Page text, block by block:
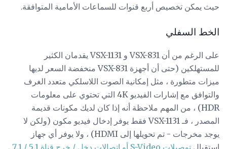
حيث يمكن تخصيص أربع قنوات للسماعات الأمامية المتوافقة.
الخط السفلي
على الرغم من أن VSX-831 و VSX-1131 يقدمان الكثير
للمستهلكين (حتى أن أجهزة VSX-831 منخفضة السعر لديها
ميزات متطورة ، مثل إمكانية الصوت اللاسلكي متعدد الغرف
والتوافق مع إشارات الفيديو 4K التي تحتوي على معلومات
HDR) ، من المهم ملاحظة أنه إذا كان لديك مكونات قديمة
المصدر ، فـ VSX-1131 فقط يوفر إدخال فيديو مكون (ولكن لا
يوجد مخرجات - تم تحويلها إلى HDMI) ، ولا يوفر أي جهاز
استقبال توصيلات S-Video أو اتصالات دخل / خرج قناة 5.1 / 7.1
.